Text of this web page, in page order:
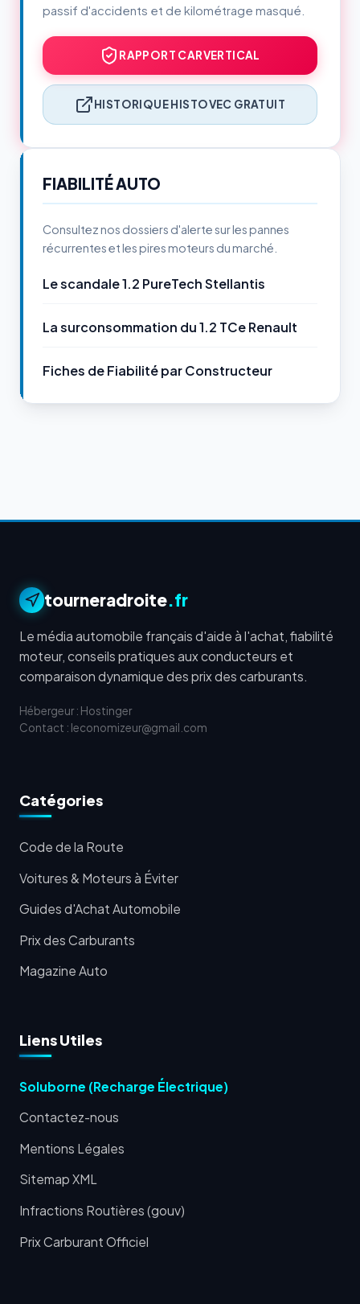
passif d'accidents et de kilométrage masqué.
RAPPORT CARVERTICAL
HISTORIQUE HISTOVEC GRATUIT
FIABILITÉ AUTO
Consultez nos dossiers d'alerte sur les pannes
récurrentes et les pires moteurs du marché.
Le scandale 1.2 PureTech Stellantis
La surconsommation du 1.2 TCe Renault
Fiches de Fiabilité par Constructeur
tourneradroite.fr
Le média automobile français d'aide à l'achat, fiabilité
moteur, conseils pratiques aux conducteurs et
comparaison dynamique des prix des carburants.
Hébergeur : Hostinger
Contact : leconomizeur@gmail.com
Catégories
Code de la Route
Voitures & Moteurs à Éviter
Guides d'Achat Automobile
Prix des Carburants
Magazine Auto
Liens Utiles
Soluborne (Recharge Électrique)
Contactez-nous
Mentions Légales
Sitemap XML
Infractions Routières (gouv)
Prix Carburant Officiel